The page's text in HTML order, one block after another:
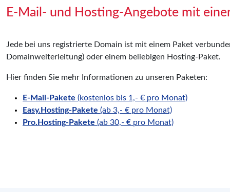
E-Mail- und Hosting-Angebote mit
Jede bei uns registrierte Domain ist mit einem Paket
Domainweiterleitung) oder einem beliebigen Hosting-Paket.
Hier finden Sie mehr Informationen zu unseren Paketen:
E-Mail-Pakete (kostenlos bis 1,- € pro Monat)
Easy.Hosting-Pakete (ab 3,- € pro Monat)
Pro.Hosting-Pakete (ab 30,- € pro Monat)